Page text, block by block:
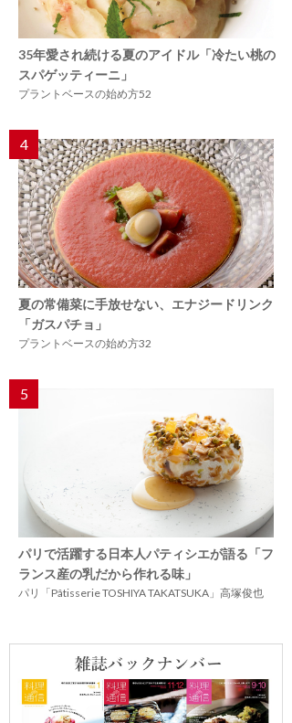
35年愛され続ける夏のアイドル「冷たい桃の
スパゲッティーニ」
プラントベースの始め方52
4
夏の常備菜に手放せない、エナジードリンク
「ガスパチョ」
プラントベースの始め方32
5
パリで活躍する日本人パティシエが語る「フ
ランス産の乳だから作れる味」
パリ「Pâtisserie TOSHIYA TAKATSUKA」高塚俊也